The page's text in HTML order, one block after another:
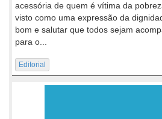
acessória de quem é vítima da
visto como uma expressão da
bom e salutar que todos sejam
para o...
Editorial